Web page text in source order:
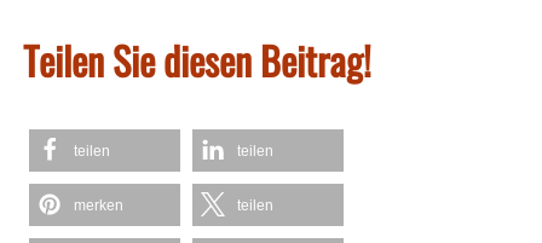
Teilen Sie diesen Beitrag!
teilen teilen
merken teilen